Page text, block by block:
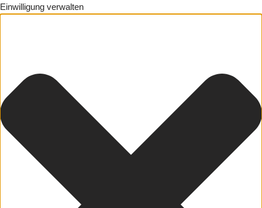
Einwilligung verwalten